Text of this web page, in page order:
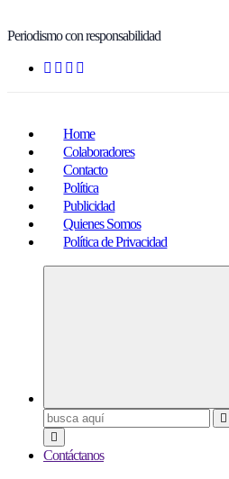
Periodismo con responsabilidad
Home
Colaboradores
Contacto
Política
Publicidad
Quienes Somos
Política de Privacidad
Buscar:
Contáctanos